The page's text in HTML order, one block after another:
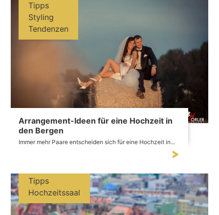
Arrangement-Ideen für eine Hochzeit in
den Bergen
Immer mehr Paare entscheiden sich für eine Hochzeit in...
Tipps
Styling
Tendenzen
Tipps
Hochzeitssaal